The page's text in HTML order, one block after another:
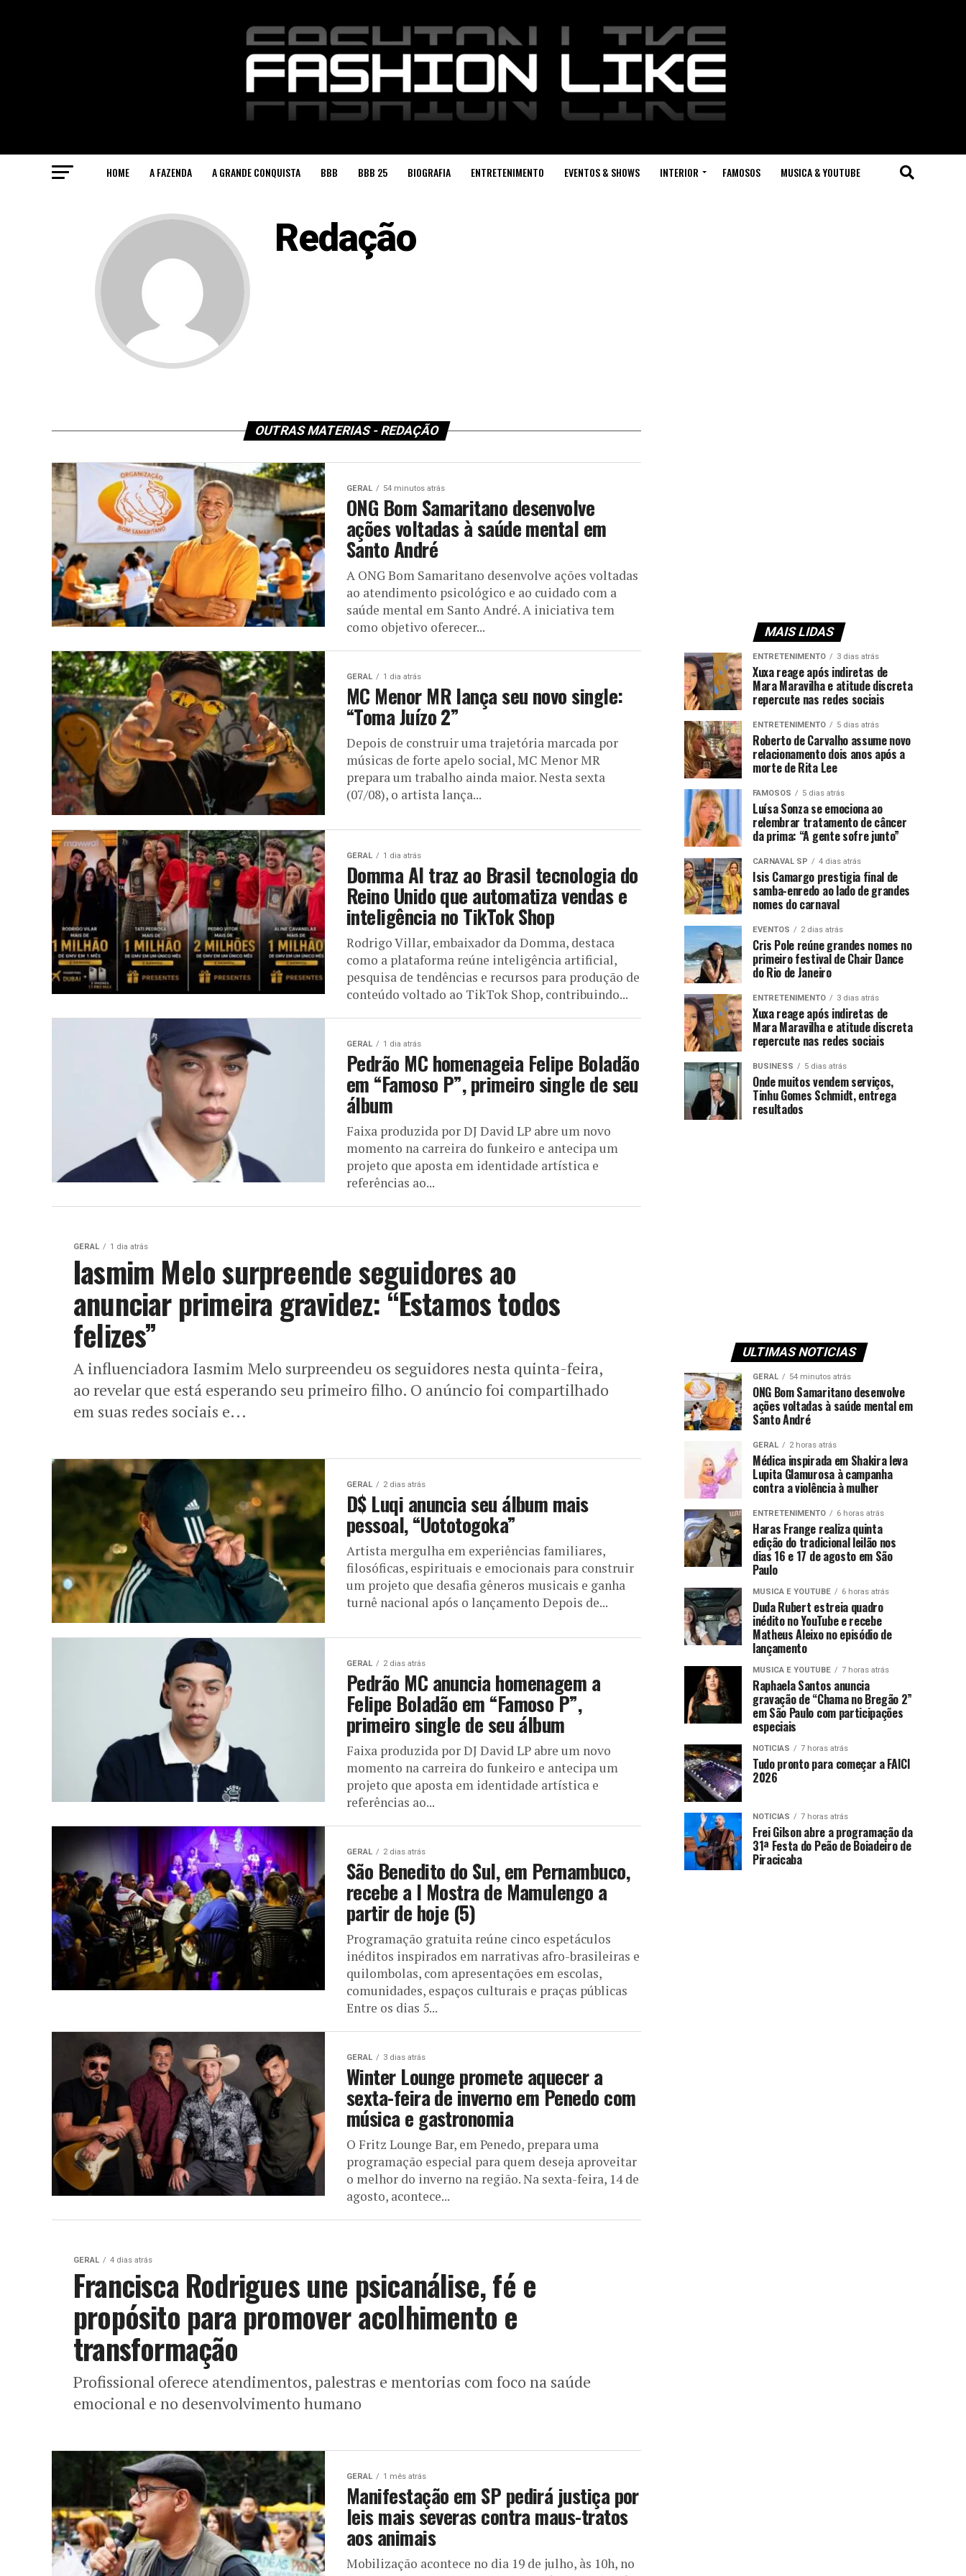
HOME A FAZENDA A GRANDE CONQUISTA BBB BBB 25 BIOGRAFIA ENTRETENIMENTO EVENTOS & SHOWS INTERIOR FAMOSOS MUSICA & YOUTUBE
Redação
OUTRAS MATERIAS - REDAÇÃO
GERAL 54 minutos atrás
ONG Bom Samaritano desenvolve
ações voltadas à saúde mental em
Santo André
A ONG Bom Samaritano desenvolve ações voltadas
ao atendimento psicológico e ao cuidado com a
saúde mental em Santo André. A iniciativa tem
como objetivo oferecer...
GERAL 1 dia atrás
MC Menor MR lança seu novo single:
“Toma Juízo 2”
Depois de construir uma trajetória marcada por
músicas de forte apelo social, MC Menor MR
prepara um trabalho ainda maior. Nesta sexta
(07/08), o artista lança...
GERAL 1 dia atrás
Domma AI traz ao Brasil tecnologia do
Reino Unido que automatiza vendas e
inteligência no TikTok Shop
Rodrigo Villar, embaixador da Domma, destaca
como a plataforma reúne inteligência artificial,
pesquisa de tendências e recursos para produção de
conteúdo voltado ao TikTok Shop, contribuindo...
GERAL 1 dia atrás
Pedrão MC homenageia Felipe Boladão
em “Famoso P”, primeiro single de seu
álbum
Faixa produzida por DJ David LP abre um novo
momento na carreira do funkeiro e antecipa um
projeto que aposta em identidade artística e
referências ao...
GERAL 1 dia atrás
Iasmim Melo surpreende seguidores ao
anunciar primeira gravidez: “Estamos todos
felizes”
A influenciadora Iasmim Melo surpreendeu os seguidores nesta quinta-feira,
ao revelar que está esperando seu primeiro filho. O anúncio foi compartilhado
em suas redes sociais e...
GERAL 2 dias atrás
D$ Luqi anuncia seu álbum mais
pessoal, “Uototogoka”
Artista mergulha em experiências familiares,
filosóficas, espirituais e emocionais para construir
um projeto que desafia gêneros musicais e ganha
turnê nacional após o lançamento Depois de...
GERAL 2 dias atrás
Pedrão MC anuncia homenagem a
Felipe Boladão em “Famoso P”,
primeiro single de seu álbum
Faixa produzida por DJ David LP abre um novo
momento na carreira do funkeiro e antecipa um
projeto que aposta em identidade artística e
referências ao...
GERAL 2 dias atrás
São Benedito do Sul, em Pernambuco,
recebe a I Mostra de Mamulengo a
partir de hoje (5)
Programação gratuita reúne cinco espetáculos
inéditos inspirados em narrativas afro-brasileiras e
quilombolas, com apresentações em escolas,
comunidades, espaços culturais e praças públicas
Entre os dias 5...
GERAL 3 dias atrás
Winter Lounge promete aquecer a
sexta-feira de inverno em Penedo com
música e gastronomia
O Fritz Lounge Bar, em Penedo, prepara uma
programação especial para quem deseja aproveitar
o melhor do inverno na região. Na sexta-feira, 14 de
agosto, acontece...
GERAL 4 dias atrás
Francisca Rodrigues une psicanálise, fé e
propósito para promover acolhimento e
transformação
Profissional oferece atendimentos, palestras e mentorias com foco na saúde
emocional e no desenvolvimento humano
GERAL 1 mês atrás
Manifestação em SP pedirá justiça por
leis mais severas contra maus-tratos
aos animais
Mobilização acontece no dia 19 de julho, às 10h, no
MAIS LIDAS
ENTRETENIMENTO 3 dias atrás
Xuxa reage após indiretas de
Mara Maravilha e atitude discreta
repercute nas redes sociais
ENTRETENIMENTO 5 dias atrás
Roberto de Carvalho assume novo
relacionamento dois anos após a
morte de Rita Lee
FAMOSOS 5 dias atrás
Luísa Sonza se emociona ao
relembrar tratamento de câncer
da prima: “A gente sofre junto”
CARNAVAL SP 4 dias atrás
Isis Camargo prestigia final de
samba-enredo ao lado de grandes
nomes do carnaval
EVENTOS 2 dias atrás
Cris Pole reúne grandes nomes no
primeiro festival de Chair Dance
do Rio de Janeiro
ENTRETENIMENTO 3 dias atrás
Xuxa reage após indiretas de
Mara Maravilha e atitude discreta
repercute nas redes sociais
BUSINESS 5 dias atrás
Onde muitos vendem serviços,
Tinhu Gomes Schmidt, entrega
resultados
ULTIMAS NOTICIAS
GERAL 54 minutos atrás
ONG Bom Samaritano desenvolve
ações voltadas à saúde mental em
Santo André
GERAL 2 horas atrás
Médica inspirada em Shakira leva
Lupita Glamurosa à campanha
contra a violência à mulher
ENTRETENIMENTO 6 horas atrás
Haras Frange realiza quinta
edição do tradicional leilão nos
dias 16 e 17 de agosto em São
Paulo
MUSICA E YOUTUBE 6 horas atrás
Duda Rubert estreia quadro
inédito no YouTube e recebe
Matheus Aleixo no episódio de
lançamento
MUSICA E YOUTUBE 7 horas atrás
Raphaela Santos anuncia
gravação de “Chama no Bregão 2”
em São Paulo com participações
especiais
NOTICIAS 7 horas atrás
Tudo pronto para começar a FAICI
2026
NOTICIAS 7 horas atrás
Frei Gilson abre a programação da
31ª Festa do Peão de Boiadeiro de
Piracicaba